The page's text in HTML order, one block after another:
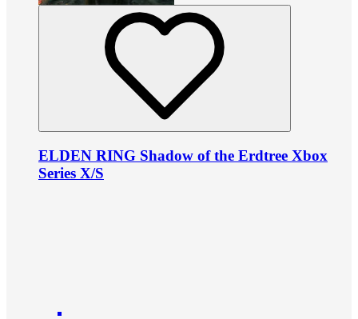
ELDEN RING Shadow of the Erdtree Xbox
Series X/S